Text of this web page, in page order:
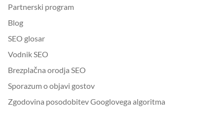
Partnerski program
Blog
SEO glosar
Vodnik SEO
Brezplačna orodja SEO
Sporazum o objavi gostov
Zgodovina posodobitev Googlovega algoritma